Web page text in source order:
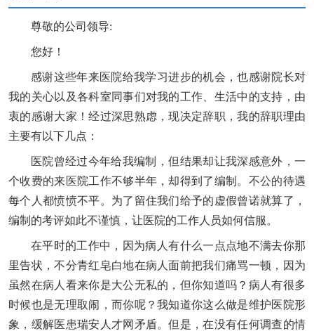
尊敬的公司领导:
您好！
感谢这些年来医院给我学习进步的机会，也感谢院长对
我的关心以及各科室同事们对我的工作、生活中的支持，由
衷的感谢大家！经过深思熟虑，现决定辞职，我的辞职理由
主要有以下几点：
医院曾经过今年给我编制，但结果却让我深感意外，一
个收费的来医院工作不够半年，却得到了编制。不公的待遇
每个人都愤愤不平。为了留住我们给予的虚假曾诺就算了，
编制的考评如此不谨慎，让医院的工作人员如何信服。
在平时的工作中，因为病人有什么一点点地不满去你那
里告状，不分青红皂白地在病人面前把我们痛骂一顿，因为
虽然在病人看来你是大公无私的，但你知道吗？病人有很多
时候也是无理取闹，而你呢？我知道你这么做是维护医院形
象，缓解医患瑞安人才网矛盾。但是，在没有任何调查的情